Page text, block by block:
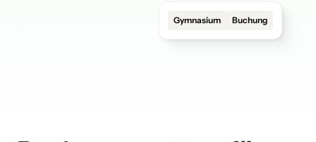
Gymnasium Buchung